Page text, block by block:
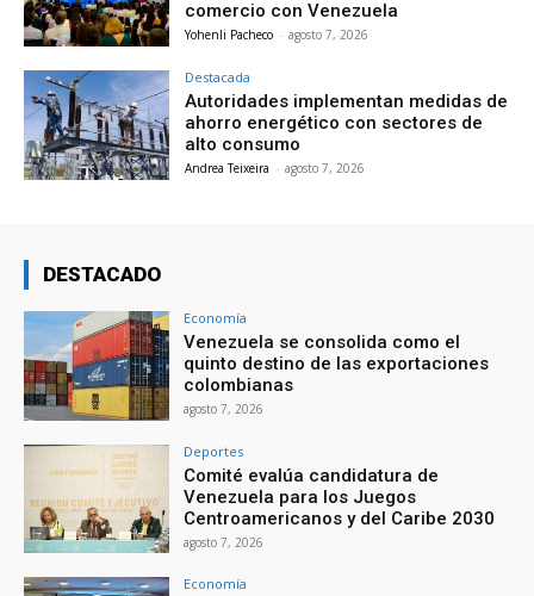
comercio con Venezuela
Yohenli Pacheco - agosto 7, 2026
Destacada
Autoridades implementan medidas de
ahorro energético con sectores de
alto consumo
Andrea Teixeira - agosto 7, 2026
DESTACADO
Economía
Venezuela se consolida como el
quinto destino de las exportaciones
colombianas
agosto 7, 2026
Deportes
Comité evalúa candidatura de
Venezuela para los Juegos
Centroamericanos y del Caribe 2030
agosto 7, 2026
Economía